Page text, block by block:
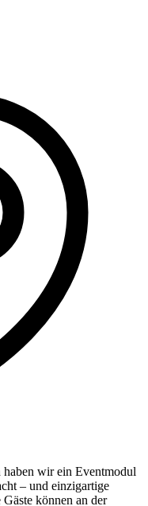
wir ein Eventmodul
– und einzigartige
können an der